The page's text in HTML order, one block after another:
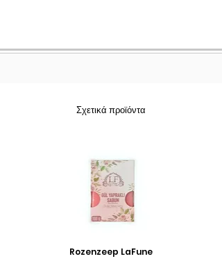
Σχετικά προϊόντα
Rozenzeep LaFune